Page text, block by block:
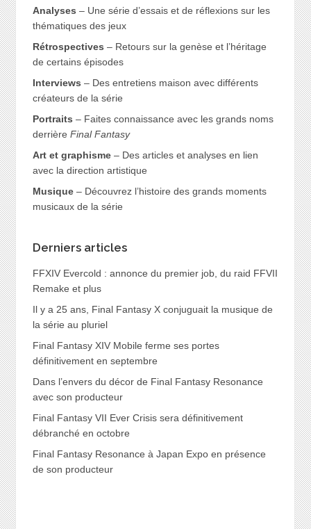
Analyses – Une série d’essais et de réflexions sur les
thématiques des jeux
Rétrospectives – Retours sur la genèse et l’héritage
de certains épisodes
Interviews – Des entretiens maison avec différents
créateurs de la série
Portraits – Faites connaissance avec les grands noms
derrière Final Fantasy
Art et graphisme– Des articles et analyses en lien
avec la direction artistique
Musique– Découvrez l’histoire des grands moments
musicaux de la série
Derniers articles
FFXIV Evercold : annonce du premier job, du raid FFVII
Remake et plus
Il y a 25 ans, Final Fantasy X conjuguait la musique de
la série au pluriel
Final Fantasy XIV Mobile ferme ses portes
définitivement en septembre
Dans l’envers du décor de Final Fantasy Resonance
avec son producteur
Final Fantasy VII Ever Crisis sera définitivement
débranché en octobre
Final Fantasy Resonance à Japan Expo en présence
de son producteur